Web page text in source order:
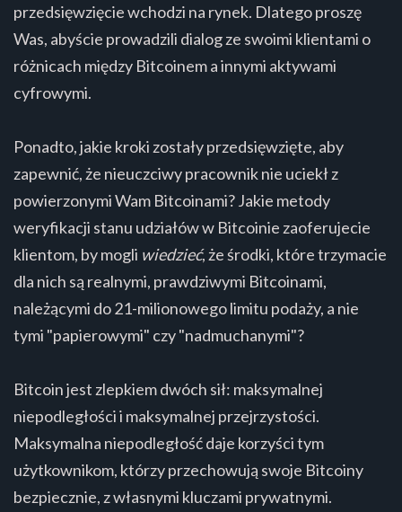
przedsięwzięcie wchodzi na rynek. Dlatego proszę
Was, abyście prowadzili dialog ze swoimi klientami o
różnicach między Bitcoinem a innymi aktywami
cyfrowymi.
Ponadto, jakie kroki zostały przedsięwzięte, aby
zapewnić, że nieuczciwy pracownik nie uciekł z
powierzonymi Wam Bitcoinami? Jakie metody
weryfikacji stanu udziałów w Bitcoinie zaoferujecie
klientom, by mogli wiedzieć, że środki, które trzymacie
dla nich są realnymi, prawdziwymi Bitcoinami,
należącymi do 21-milionowego limitu podaży, a nie
tymi "papierowymi" czy "nadmuchanymi"?
Bitcoin jest zlepkiem dwóch sił: maksymalnej
niepodległości i maksymalnej przejrzystości.
Maksymalna niepodległość daje korzyści tym
użytkownikom, którzy przechowują swoje Bitcoiny
bezpiecznie, z własnymi kluczami prywatnymi.